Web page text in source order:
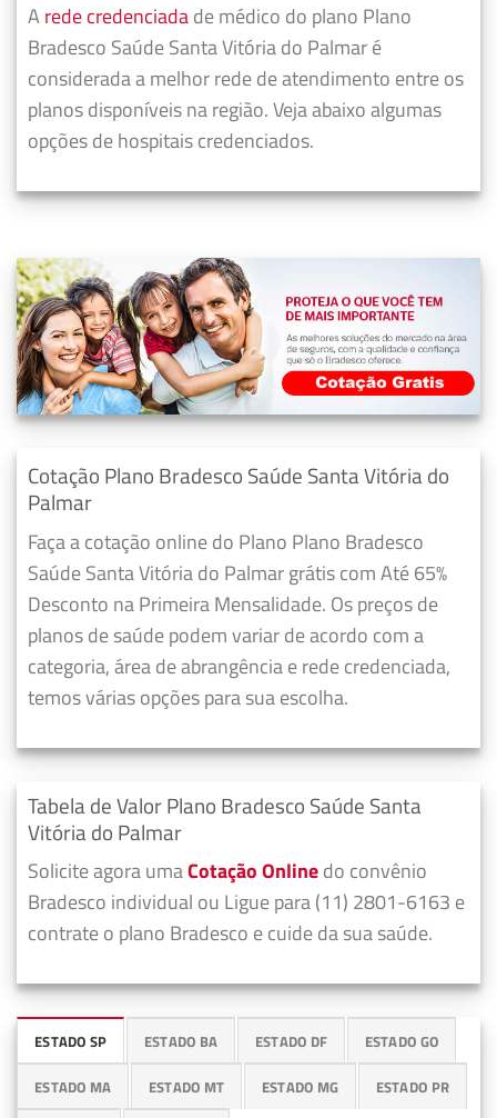
A rede credenciadade médico do plano Plano
Bradesco Saúde Santa Vitória do Palmar é
considerada a melhor rede de atendimento entre os
planos disponíveis na região. Veja abaixo algumas
opções de hospitais credenciados.
Cotação Plano Bradesco Saúde Santa Vitória do
Palmar
Faça a cotação online do Plano Plano Bradesco
Saúde Santa Vitória do Palmar grátis com Até 65%
Desconto na Primeira Mensalidade. Os preços de
planos de saúde podem variar de acordo com a
categoria, área de abrangência e rede credenciada,
temos várias opções para sua escolha.
Tabela de Valor Plano Bradesco Saúde Santa
Vitória do Palmar
Solicite agora umaCotação Onlinedo convênio
Bradesco individual ou Ligue para (11) 2801-6163 e
contrate o plano Bradesco e cuide da sua saúde.
ESTADO SP ESTADO BA ESTADO DF ESTADO GO
ESTADO MA ESTADO MT ESTADO MG ESTADO PR